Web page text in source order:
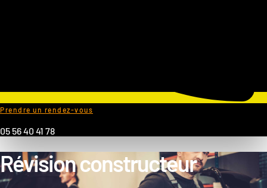
Prendre un rendez-vous
05 56 40 41 78
Révision constructeur